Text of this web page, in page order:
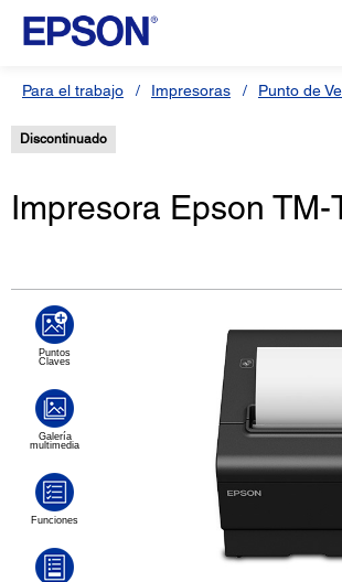
Para el trabajo Impresoras Punto de
Discontinuado
Impresora Epson TM-